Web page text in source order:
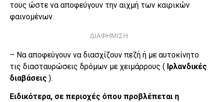
τους ώστε να αποφεύγουν την αιχμή των καιρικών
φαινομένων.
ΔΙΑΦΗΜΙΣΗ
– Να αποφεύγουν να διασχίζουν πεζή ή με αυτοκίνητο
τις διασταυρώσεις δρόμων με χειμάρρους ( Ιρλανδικές
διαβάσεις ).
Ειδικότερα, σε περιοχές όπου προβλέπεται η